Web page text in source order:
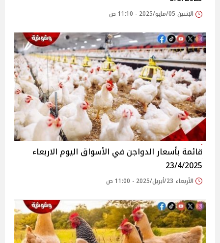
الإثنين 05/مايو/2025 - 11:10 ص
قائمة بأسعار الدواجن في الأسواق‎‎ اليوم الاربعاء
23/4/2025
الأربعاء 23/أبريل/2025 - 11:00 ص